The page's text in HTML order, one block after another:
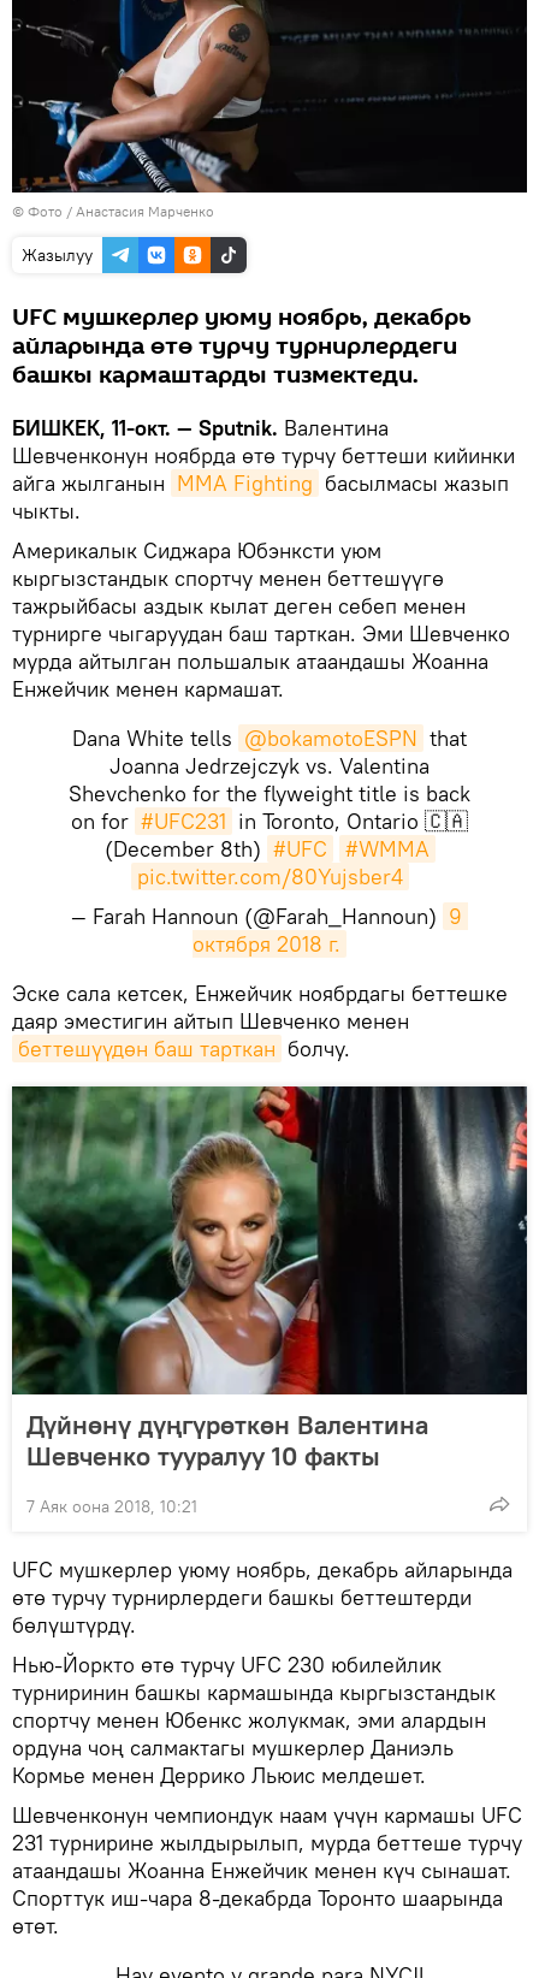
© Фото / Анастасия Марченко
Жазылуу
UFC мушкерлер уюму ноябрь, декабрь
айларында өтө турчу турнирлердеги
башкы кармаштарды тизмектеди.
БИШКЕК, 11-окт. — Sputnik. Валентина
Шевченконун ноябрда өтө турчу беттеши кийинки
айга жылганын MMA Fighting басылмасы жазып
чыкты.
Америкалык Сиджара Юбэнксти уюм
кыргызстандык спортчу менен беттешүүгө
тажрыйбасы аздык кылат деген себеп менен
турнирге чыгаруудан баш тарткан. Эми Шевченко
мурда айтылган польшалык атаандашы Жоанна
Енжейчик менен кармашат.
Dana White tells @bokamotoESPN that
Joanna Jedrzejczyk vs. Valentina
Shevchenko for the flyweight title is back
on for #UFC231 in Toronto, Ontario 🇨🇦
(December 8th) #UFC
#WMMA
pic.twitter.com/80Yujsber4
— Farah Hannoun (@Farah_Hannoun) 9
октября 2018 г.
​Эске сала кетсек, Енжейчик ноябрдагы беттешке
даяр эместигин айтып Шевченко менен
беттешүүдөн баш тарткан болчу.
Дүйнөнү дүңгүрөткөн Валентина
Шевченко тууралуу 10 факты
7 Аяк оона 2018, 10:21
UFC мушкерлер уюму ноябрь, декабрь айларында
өтө турчу турнирлердеги башкы беттештерди
бөлүштүрдү.
Нью-Йоркто өтө турчу UFC 230 юбилейлик
турниринин башкы кармашында кыргызстандык
спортчу менен Юбенкс жолукмак, эми алардын
ордуна чоң салмактагы мушкерлер Даниэль
Кормье менен Деррико Льюис мелдешет.
Шевченконун чемпиондук наам үчүн кармашы UFC
231 турнирине жылдырылып, мурда беттеше турчу
атаандашы Жоанна Енжейчик менен күч сынашат.
Спорттук иш-чара 8-декабрда Торонто шаарында
өтөт.